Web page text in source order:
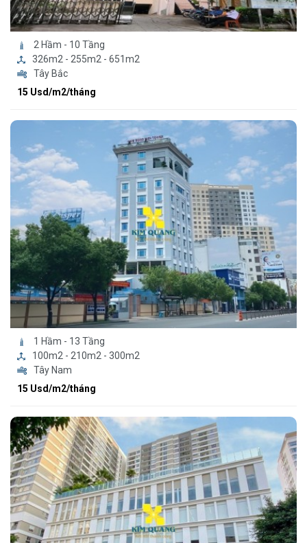
2 Hầm - 10 Tầng
326m2 - 255m2 - 651m2
Tây Bắc
15 Usd/m2/tháng
1 Hầm - 13 Tầng
100m2 - 210m2 - 300m2
Tây Nam
15 Usd/m2/tháng